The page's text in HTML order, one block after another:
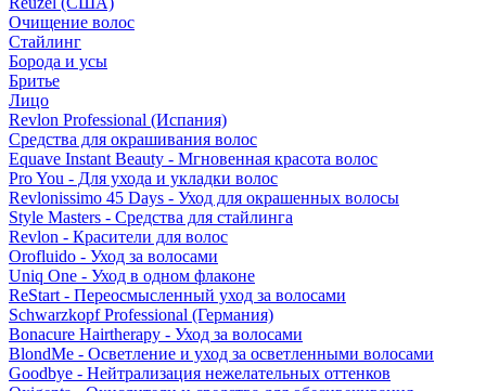
Очищение волос
Стайлинг
Борода и усы
Бритье
Лицо
Revlon Professional (Испания)
Средства для окрашивания волос
Equave Instant Beauty - Мгновенная красота волос
Pro You - Для ухода и укладки волос
Revlonissimo 45 Days - Уход для окрашенных волосы
Style Masters - Средства для стайлинга
Revlon - Красители для волос
Orofluido - Уход за волосами
Uniq One - Уход в одном флаконе
ReStart - Переосмысленный уход за волосами
Schwarzkopf Professional (Германия)
Bonacure Hairtherapy - Уход за волосами
BlondMe - Осветление и уход за осветленными волосами
Goodbye - Нейтрализация нежелательных оттенков